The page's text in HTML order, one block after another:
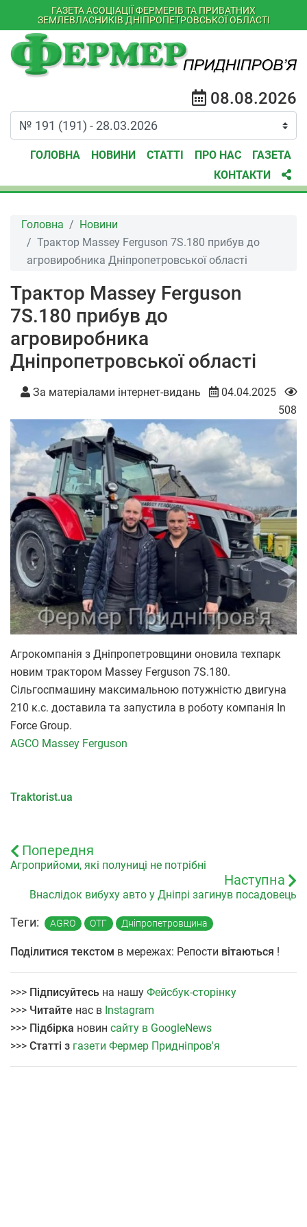
ГАЗЕТА АСОЦІАЦІЇ ФЕРМЕРІВ ТА ПРИВАТНИХ
ЗЕМЛЕВЛАСНИКІВ ДНІПРОПЕТРОВСЬКОЇ ОБЛАСТІ
08.08.2026
ГОЛОВНА НОВИНИ СТАТТІ ПРО НАС
ГАЗЕТА
КОНТАКТИ
Головна
Новини
Трактор Massey Ferguson 7S.180 прибув до
агровиробника Дніпропетровської області
Трактор Massey Ferguson
7S.180 прибув до
агровиробника
Дніпропетровської області
За матеріалами інтернет-видань
04.04.2025
508
Агрокомпанія з Дніпропетровщини оновила техпарк
новим трактором Massey Ferguson 7S.180.
Сільгоспмашину максимальною потужністю двигуна
210 к.с. доставила та запустила в роботу компанія In
Force Group.
AGCO Massey Ferguson
Traktorist.ua
Попередня
Агроприйоми, які полуниці не потрібні
Наступна
Внаслідок вибуху авто у Дніпрі загинув посадовець
Теги: AGRO ОТГ Дніпропетровщина
Поділитися текстом в мережах: Репости вітаються !
>>> Підписуйтесь на нашу Фейсбук-сторінку
>>> Читайте нас в Instagram
>>> Підбірка новин сайту в GoogleNews
>>> Статті з газети Фермер Придніпров'я